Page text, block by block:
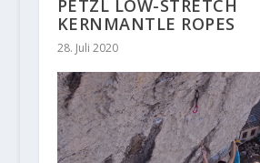
PETZL LOW-STRETCH
KERNMANTLE ROPES
28. Juli 2020